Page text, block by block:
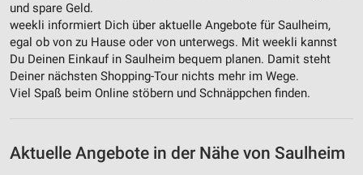
und spare Geld.
weekli informiert Dich über aktuelle Angebote für Saulheim,
egal ob von zu Hause oder von unterwegs. Mit weekli kannst
Du Deinen Einkauf in Saulheim bequem planen. Damit steht
Deiner nächsten Shopping-Tour nichts mehr im Wege.
Viel Spaß beim Online stöbern und Schnäppchen finden.
Aktuelle Angebote in der Nähe von Saulheim